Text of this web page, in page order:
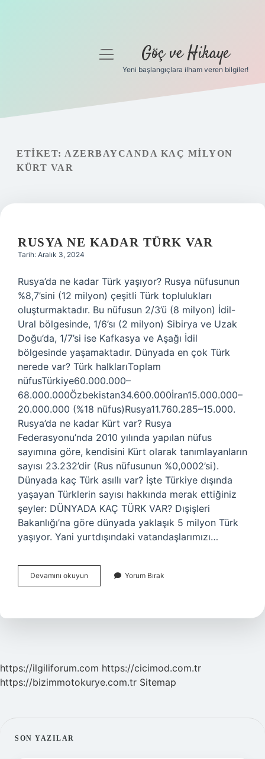
Gizlilik Politikası
Hakkımızda
menüyü
Göç ve Hikaye
Yeni başlangıçlara ilham veren bilgiler!
ETIKET: AZERBAYCANDA KAÇ MILYON
KÜRT VAR
RUSYA NE KADAR TÜRK VAR
Tarih: Aralık 3, 2024
Rusya’da ne kadar Türk yaşıyor? Rusya nüfusunun
%8,7’sini (12 milyon) çeşitli Türk toplulukları
oluşturmaktadır. Bu nüfusun 2/3’ü (8 milyon) İdil-
Ural bölgesinde, 1/6’sı (2 milyon) Sibirya ve Uzak
Doğu’da, 1/7’si ise Kafkasya ve Aşağı İdil
bölgesinde yaşamaktadır. Dünyada en çok Türk
nerede var? Türk halklarıToplam
nüfusTürkiye60.000.000–
68.000.000Özbekistan34.600.000İran15.000.000–
20.000.000 (%18 nüfus)Rusya11.760.285–15.000.
Rusya’da ne kadar Kürt var? Rusya
Federasyonu’nda 2010 yılında yapılan nüfus
sayımına göre, kendisini Kürt olarak tanımlayanların
sayısı 23.232’dir (Rus nüfusunun %0,0002’si).
Dünyada kaç Türk asıllı var? İşte Türkiye dışında
yaşayan Türklerin sayısı hakkında merak ettiğiniz
şeyler: DÜNYADA KAÇ TÜRK VAR? Dışişleri
Bakanlığı’na göre dünyada yaklaşık 5 milyon Türk
yaşıyor. Yani yurtdışındaki vatandaşlarımızı…
Devamını okuyun
Ne
Var
Yorum Bırak
https://ilgiliforum.com https://cicimod.com.tr
https://bizimmotokurye.com.tr Sitemap
SIDEBAR
SON YAZILAR